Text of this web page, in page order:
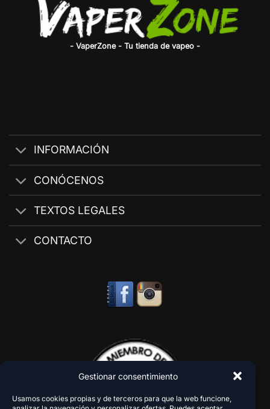
Gestionar consentimiento
Usamos cookies propias y de terceros para que la web funcione,
- VaperZone - Tu tienda de vapeo -
INFORMACIÓN
CONÓCENOS
TEXTOS LEGALES
CONTACTO